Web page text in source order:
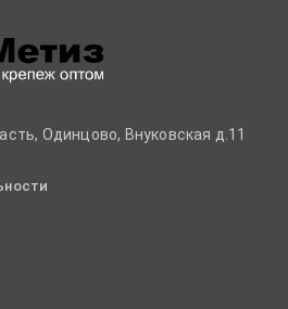
Одинцово, Внуковская д.11